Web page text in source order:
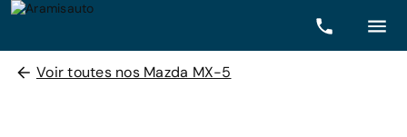
Voir toutes nos Mazda MX-5